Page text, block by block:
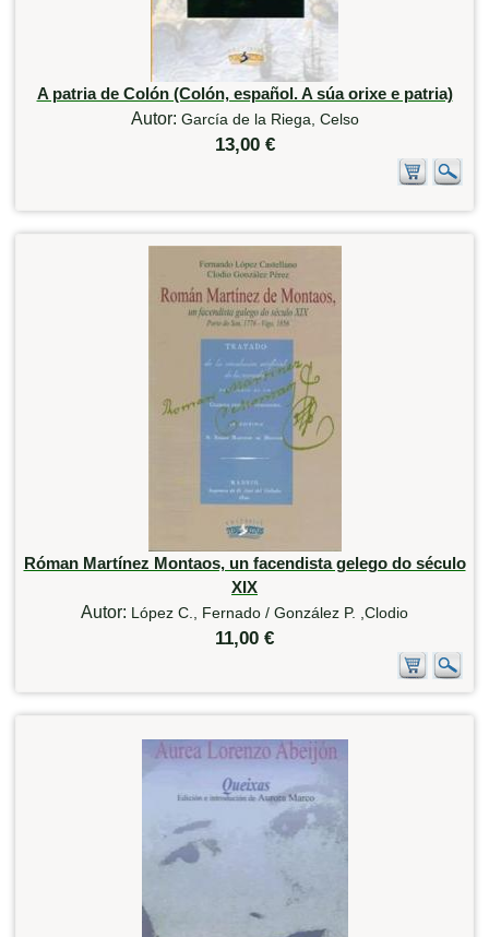
A patria de Colón (Colón, español. A súa orixe e patria)
Autor: García de la Riega, Celso
13,00 €
Róman Martínez Montaos, un facendista gelego do século
XIX
Autor: López C., Fernado / González P. ,Clodio
11,00 €